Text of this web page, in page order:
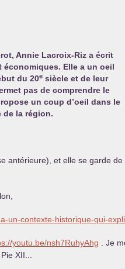
Annie Lacroix-Riz a écrit
Elle a un oeil
du 20e siècle et de leur
pas de comprendre le
un coup d’oeil dans le
de la région.
et elle se garde de
un-contexte-historique-qui-
youtu.be/nsh7RuhyAhg . Je
XII